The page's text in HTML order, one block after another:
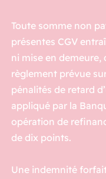
Toute somme non
présentes CGV
ni mise en demeure,
règlement prévue
pénalités de retard
appliqué par la
opération de
de dix points.
Une indemnité